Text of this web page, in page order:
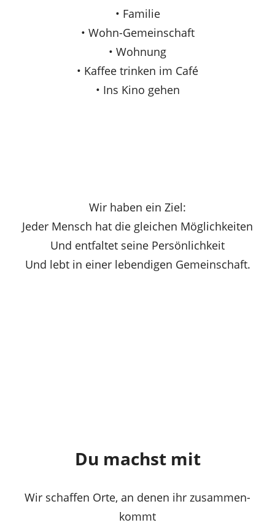
• Familie
• Wohn-Gemeinschaft
• Wohnung
• Kaffee trinken im Café
• Ins Kino gehen
Wir haben ein Ziel:
Jeder Mensch hat die gleichen Möglichkeiten
Und entfaltet seine Persönlichkeit
Und lebt in einer lebendigen Gemeinschaft.
Du machst mit
Wir schaffen Orte, an denen ihr zusammen-
kommt